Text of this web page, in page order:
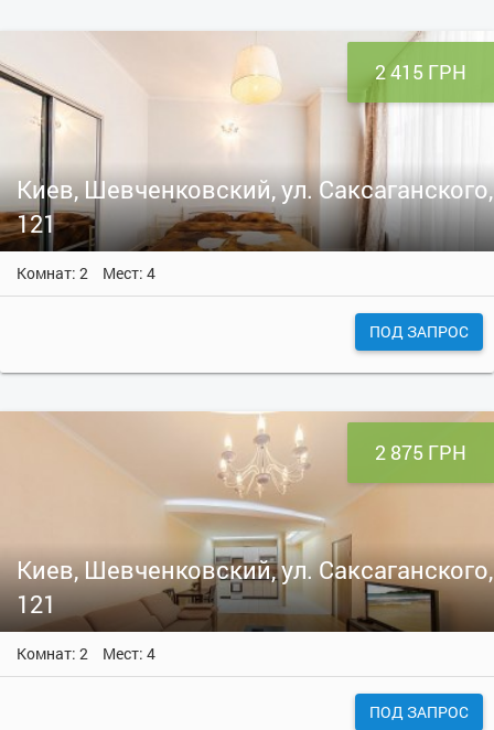
2 415 ГРН
Киев, Шевченковский, ул. Саксаганского,
121
Комнат: 2 Мест: 4
ПОД ЗАПРОС
2 875 ГРН
Киев, Шевченковский, ул. Саксаганского,
121
Комнат: 2 Мест: 4
ПОД ЗАПРОС